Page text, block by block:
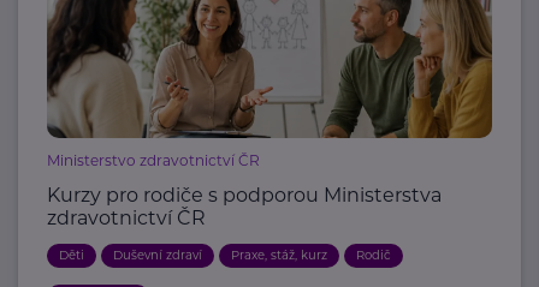
Ministerstvo zdravotnictví ČR
Kurzy pro rodiče s podporou Ministerstva
zdravotnictví ČR
Děti Duševní zdraví Praxe, stáž, kurz Rodič